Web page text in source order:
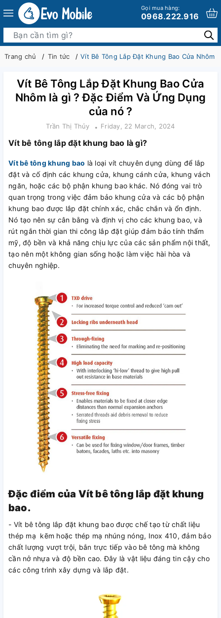
Gọi mua hàng:
0968.222.916
Trang chủ Tin tức Vít Bê Tông Lắp Đặt Khung Bao Cửa Nhôm
Vít Bê Tông Lắp Đặt Khung Bao Cửa
Nhôm là gì ? Đặc Điểm Và Ứng Dụng
của nó ?
Trần Thị Thủy Friday, 22 March, 2024
Vít bê tông lắp đặt khung bao là gì?
Vít bê tông khung bao là loại vít chuyên dụng dùng để lắp
đặt và cố định các khung cửa, khung cánh cửa, khung vách
ngăn, hoặc các bộ phận khung bao khác. Nó đóng vai trò
quan trọng trong việc đảm bảo khung cửa và các bộ phận
khung bao được lắp đặt chính xác, chắc chắn và ổn định.
Nó tạo nên sự cân bằng và định vị cho các khung bao, và
rút ngắn thời gian thi công lắp đặt giúp đảm bảo tính thẩm
mỹ, độ bền và khả năng chịu lực của các sản phẩm nội thất,
tạo nên một không gian sống hoặc làm việc hài hòa và
chuyên nghiệp.
Đặc điểm của Vít bê tông lắp đặt khung
bao.
- Vít bê tông lắp đặt khung bao được chế tạo từ chất liệu
thép mạ kẽm hoặc thép mạ nhúng nóng, Inox 410, đảm bảo
chất lượng vượt trội, bắn trực tiếp vào bê tông mà không
cần nở nhựa và độ bền cao. Đây là vật liệu đáng tin cậy cho
các công trình xây dựng và lắp đặt.